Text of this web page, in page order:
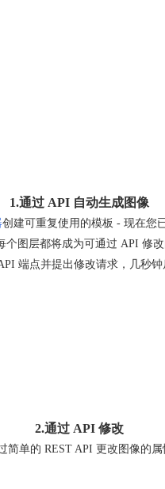
1.通过 API 自动生成图像
创建可重复使用的模板 - 现在您
个图层都将成为可通过 API 修
API 端点并提出修改请求，几秒
2.通过 API 修改
简单的 REST API 更改图像的属